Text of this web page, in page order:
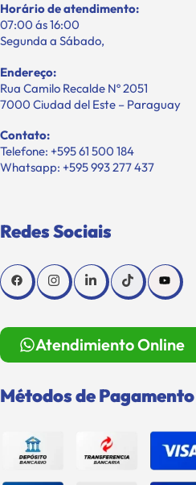
Horário de atendimento:
07:00 ás 16:00
Segunda a Sábado,
Endereço:
Rua Camilo Recalde Nº 2051
7000 Ciudad del Este – Paraguay
Contato:
Telefone: +595 61 500 184
Whatsapp: +595 993 277 437
Redes Sociais
Atendimiento Online
Métodos de Pagamento